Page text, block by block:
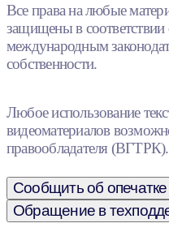
Все права на любые
защищены в соответствии
международным
собственности.
Любое использование
видеоматериалов
правообладателя (ВГТРК).
Сообщить об опечатке
Обращение в